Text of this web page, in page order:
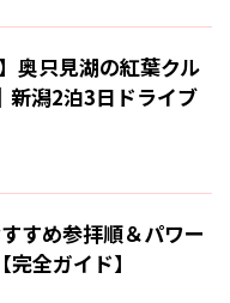
】奥只見湖の紅葉クル
新潟2泊3日ドライブ
すすめ参拝順＆パワー
全ガイド】